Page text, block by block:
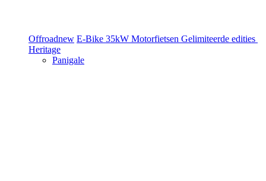
Offroadnew E-Bike 35kW Motorfietsen Gelimiteerde edities
Heritage
Panigale